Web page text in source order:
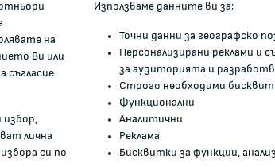
Регистър на опасните стоки
Регистър на е-адреси на ЮЛ
нежелаещи да получават НТС
Помирителна комисия
на
Ви или
съгласие
избор,
лична
си по
Използваме данните ви за:
Точни данни за географско
Персонализирани реклами и
за аудиторията и
Строго необходими
Функционални
Аналитични
Реклама
Бисквитки за функции,